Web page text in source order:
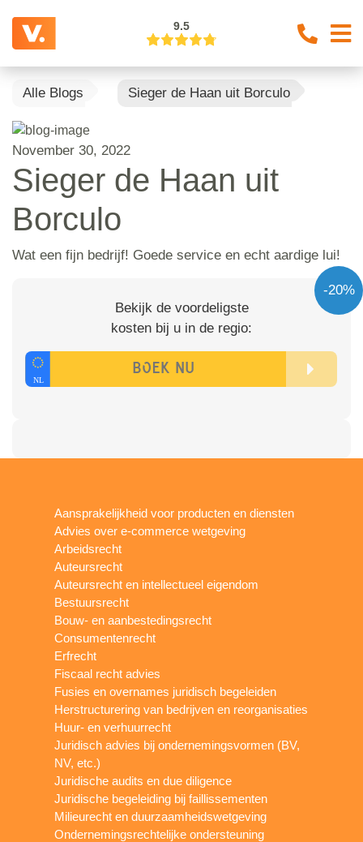
9.5
Alle Blogs Sieger de Haan uit Borculo
November 30, 2022
Sieger de Haan uit
Borculo
Wat een fijn bedrijf! Goede service en echt aardige lui!
-20%
Bekijk de voordeligste
kosten bij u in de regio:
Aansprakelijkheid voor producten en diensten
Advies over e-commerce wetgeving
Arbeidsrecht
Auteursrecht
Auteursrecht en intellectueel eigendom
Bestuursrecht
Bouw- en aanbestedingsrecht
Consumentenrecht
Erfrecht
Fiscaal recht advies
Fusies en overnames juridisch begeleiden
Herstructurering van bedrijven en reorganisaties
Huur- en verhuurrecht
Juridisch advies bij ondernemingsvormen (BV,
NV, etc.)
Juridische audits en due diligence
Juridische begeleiding bij faillissementen
Milieurecht en duurzaamheidswetgeving
Ondernemingsrechtelijke ondersteuning